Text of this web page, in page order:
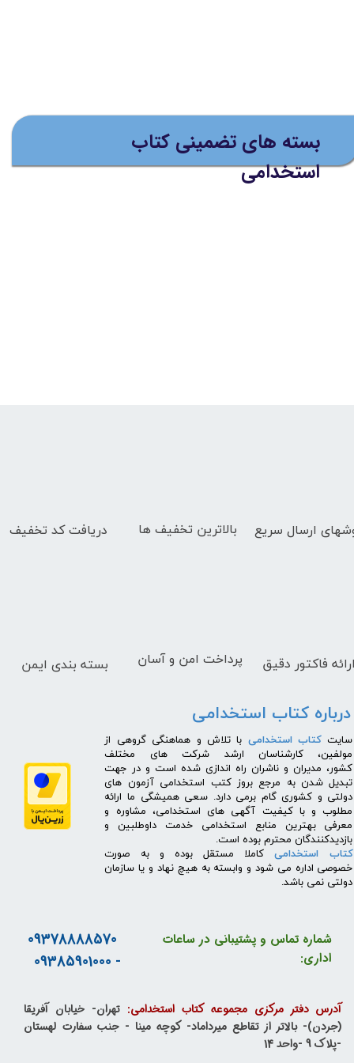
بسته های تضمینی کتاب
استخدامی
ارسال سریع دریافت کد تخفیف بالاترین تخفیف ها
بسته بندی ایمن فاکتور دقیق پرداخت امن و آسان
درباره کتاب استخدامی
​سایت کتاب استخدامی با تلاش و هماهنگی گروهی از
مولفین، کارشناسان ارشد شرکت های مختلف
کشور، مدیران و ناشران راه اندازی شده است و در جهت
تبدیل شدن به مرجع بروز کتب استخدامی آزمون های
دولتی و کشوری گام برمی دارد. سعی همیشگی ما ارائه
مطلوب و با کیفیت آگهی های استخدامی، مشاوره و
معرفی بهترین منابع استخدامی خدمت داوطلبین و
بازدیدکنندگان محترم بوده است.
کتاب استخدامیکاملا مستقل بوده و به صورت
خصوصی اداره می شود و وابسته به هیچ نهاد و یا سازمان
دولتی نمی باشد.
شماره تماس و پشتیبانی در ساعات
اداری:
09378888570
- 09385901000
آدرس دفتر مرکزی مجموعه کتاب استخدامی: تهران- خیابان آفریقا
(جردن)- بالاتر از تقاطع میرداماد- کوچه مینا - جنب سفارت لهستان
-پلاک 9 -واحد 14